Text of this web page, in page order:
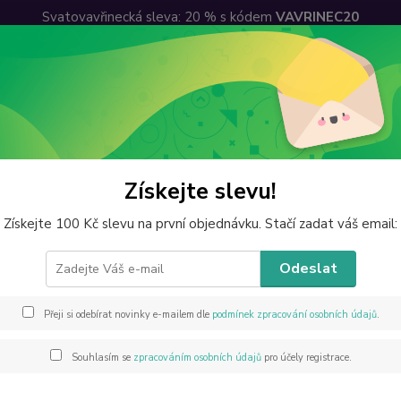
Svatovavřinecká sleva: 20 % s kódem VAVRINEC20
sleva Ceny dopravy
Hledat
Náhrdelníky Turmalín skoryl, náhrdelník sekaný,
skoryl, náhrdelník sekaný,
Získejte slevu!
Získejte 100 Kč slevu na první objednávku. Stačí zadat váš email:
Odeslat
Přeji si odebírat novinky e-mailem dle podmínek zpracování osobních údajů.
Souhlasím se zpracováním osobních údajůpro účely registrace.